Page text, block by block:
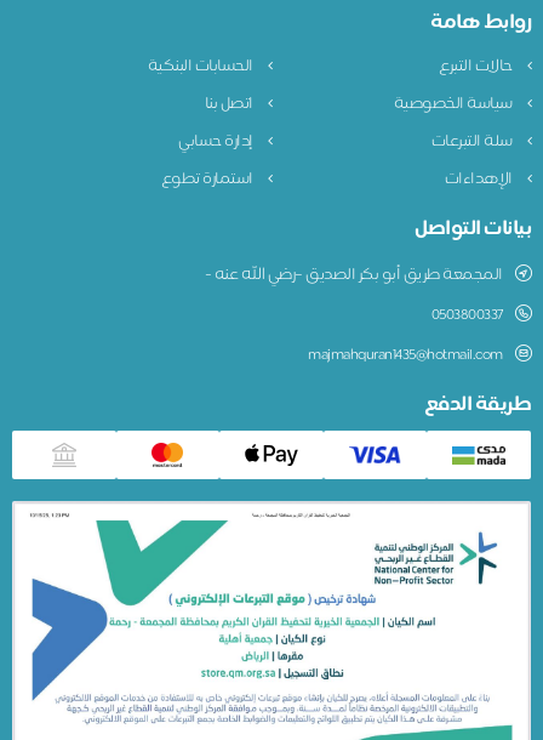
روابط هامة
حالات التبرع
الحسابات البنكية
سياسة الخصوصية
اتصل بنا
سلة التبرعات
إدارة حسابي
الإهداءات
استمارة تطوع
بيانات التواصل
المجمعة طريق أبو بكر الصديق –رضي الله عنه -
0503800337
majmahquran1435@hotmail.com
طريقة الدفع